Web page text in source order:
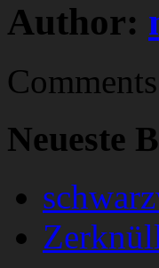
Author:
Neueste